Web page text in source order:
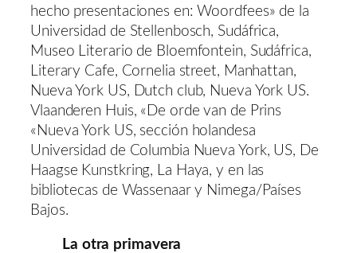
hecho presentaciones en: Woordfees» de la
Universidad de Stellenbosch, Sudáfrica,
Museo Literario de Bloemfontein, Sudáfrica,
Literary Cafe, Cornelia street, Manhattan,
Nueva York US, Dutch club, Nueva York US.
Vlaanderen Huis, «De orde van de Prins
«Nueva York US, sección holandesa
Universidad de Columbia Nueva York, US, De
Haagse Kunstkring, La Haya, y en las
bibliotecas de Wassenaar y Nimega/Países
Bajos.
La otra primavera